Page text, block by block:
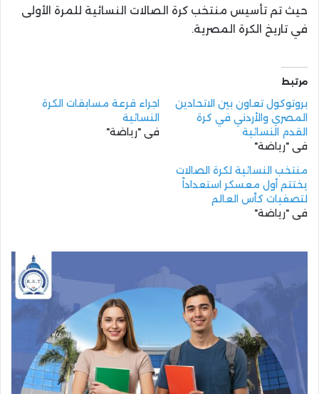
حيث تم تأسيس منتخب كرة الصالات النسائية للمرة الأولى
في تاريخ الكرة المصرية.
مرتبط
بروتوكول تعاون بين الاتحادين
المصري والأردني في كرة
القدم النسائية
في "رياضة"
اجراء قرعة مسابقات الكرة
النسائية
في "رياضة"
منتخب النسائية لكرة الصالات
يختتم أول معسكر استعداداً
لتصفيات كأس العالم
في "رياضة"